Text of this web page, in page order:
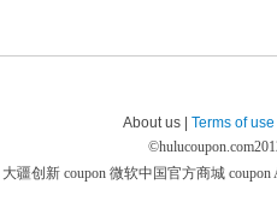
About us | Terms of use
©hulucoupon.com
大疆创新 coupon 微软中国官方商城 coupon